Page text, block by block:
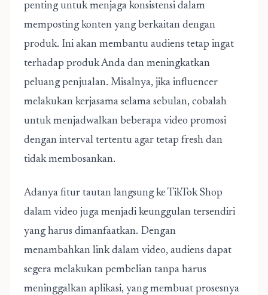
penting untuk menjaga konsistensi dalam
memposting konten yang berkaitan dengan
produk. Ini akan membantu audiens tetap ingat
terhadap produk Anda dan meningkatkan
peluang penjualan. Misalnya, jika influencer
melakukan kerjasama selama sebulan, cobalah
untuk menjadwalkan beberapa video promosi
dengan interval tertentu agar tetap fresh dan
tidak membosankan.
Adanya fitur tautan langsung ke TikTok Shop
dalam video juga menjadi keunggulan tersendiri
yang harus dimanfaatkan. Dengan
menambahkan link dalam video, audiens dapat
segera melakukan pembelian tanpa harus
meninggalkan aplikasi, yang membuat prosesnya